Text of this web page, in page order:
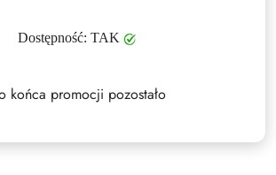
Dostępność: TAK
końca promocji pozostało